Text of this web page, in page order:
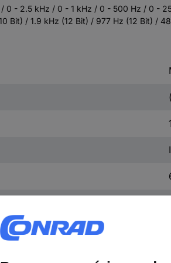
0 - 2.5 kHz / 0 - 1 kHz / 0 - 500 Hz / 0 -
Bit) / 1.9 kHz (12 Bit) / 977 Hz (12 Bit) /